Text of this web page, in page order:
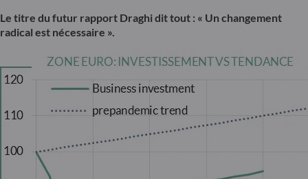
Le titre du futur rapport Draghi dit tout : « Un changement
radical est nécessaire ».